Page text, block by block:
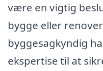
være en vigtig
bygge eller
byggesagkyndig
ekspertise til at